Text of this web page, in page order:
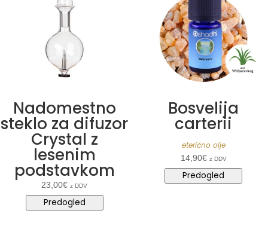
Nadomestno
steklo za difuzor
Crystal z
lesenim
podstavkom
23,00€ z DDV
Predogled
Bosvelija
carterii
eterično olje
14,90€ z DDV
Predogled